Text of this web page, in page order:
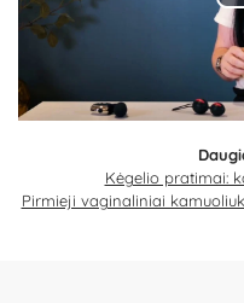
Kėgelio pratimai:
Pirmieji vaginaliniai